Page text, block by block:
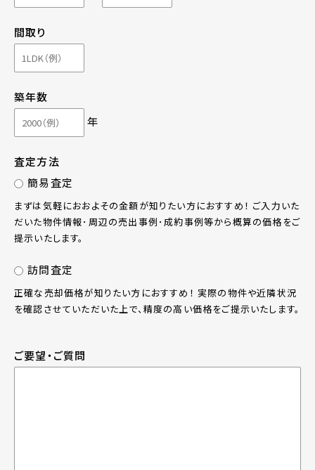
間取り
築年数
年
査定方法
簡易査定
まずは気軽におおよその金額が知りたい方におすすめ！ ご入力いた
だいた物件情報･周辺の売出事例･成約事例等から概算の価格をご
提示いたします。
訪問査定
正確な売却価格が知りたい方におすすめ！ 実際の物件や近隣状況
を確認させていただいた上で、精度の高い価格をご提示いたします。
ご要望・ご質問